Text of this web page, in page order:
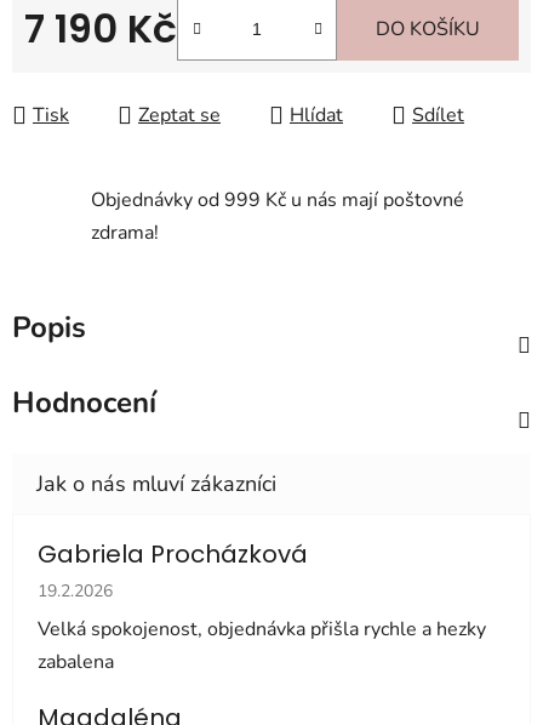
7 190 Kč DO KOŠÍKU
Tisk Zeptat se Hlídat Sdílet
Objednávky od 999 Kč u nás mají poštovné
zdrama!
Popis
Hodnocení
Gabriela Procházková
Hodnocení obchodu je 5 z 5 hvězdiček.
19.2.2026
Velká spokojenost, objednávka přišla rychle a hezky
zabalena
Magdaléna